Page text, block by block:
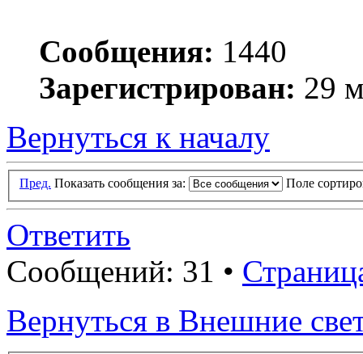
Сообщения: 1440
Зарегистрирован: 29
Вернуться к началу
Пред. Показать сообщения за: Поле
Ответить
Сообщений: 31 •
Вернуться в Внешние